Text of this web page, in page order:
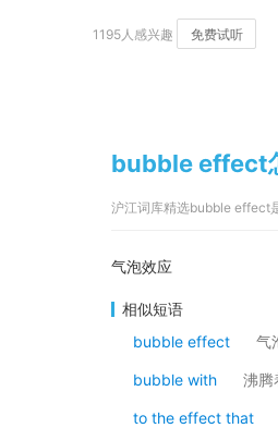
1195人感兴趣 免费试听
bubble effect
沪江词库精选bubble effect
气泡效应
相似短语
bubble effect
气
bubble with 沸腾
to the effect that